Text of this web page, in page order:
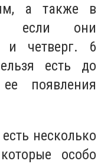
а также в
если они
и четверг. 6
есть до
появления
несколько
особо